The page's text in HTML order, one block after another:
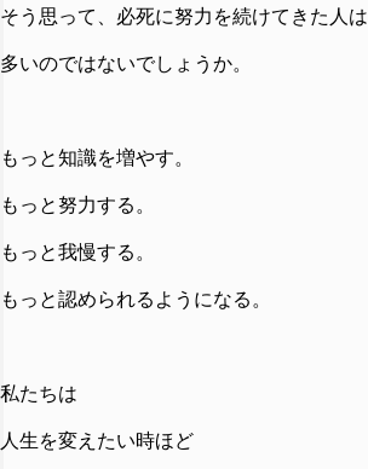
そう思って、必死に努力を続けてきた人は
多いのではないでしょうか。
もっと知識を増やす。
もっと努力する。
もっと我慢する。
もっと認められるようになる。
私たちは
人生を変えたい時ほど